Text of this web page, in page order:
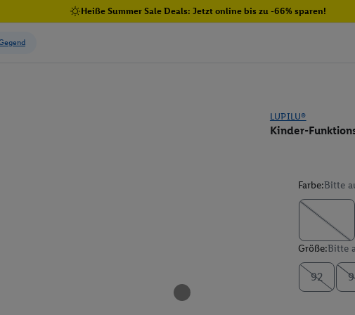
Heiße Summer Sale Deals: Jetzt online bis zu -66% sparen!
LUPILU®
Kinder-
Farbe:Bitte
Größe:Bitte
92